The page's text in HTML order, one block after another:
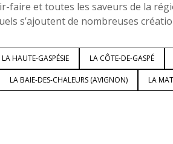
faire et toutes les saveurs de la
s’ajoutent de nombreuses
LA HAUTE-GASPÉSIE LA CÔTE-DE-GASPÉ
LA BAIE-DES-CHALEURS (AVIGNON) LA